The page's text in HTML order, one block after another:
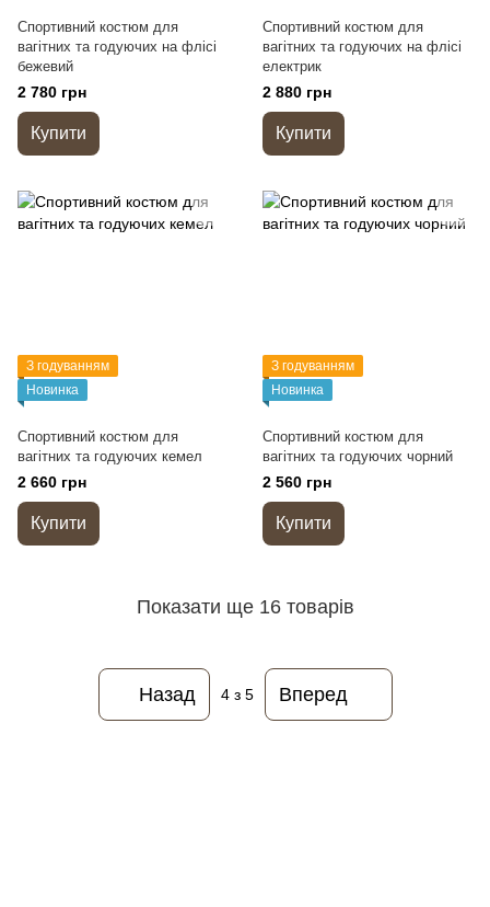
Спортивний костюм для
вагітних та годуючих на флісі
бежевий
2 780 грн
Купити
Спортивний костюм для
вагітних та годуючих на флісі
електрик
2 880 грн
Купити
З годуванням
Новинка
Спортивний костюм для
вагітних та годуючих кемел
2 660 грн
Купити
З годуванням
Новинка
Спортивний костюм для
вагітних та годуючих чорний
2 560 грн
Купити
Показати ще 16 товарів
Назад 4з 5 Вперед